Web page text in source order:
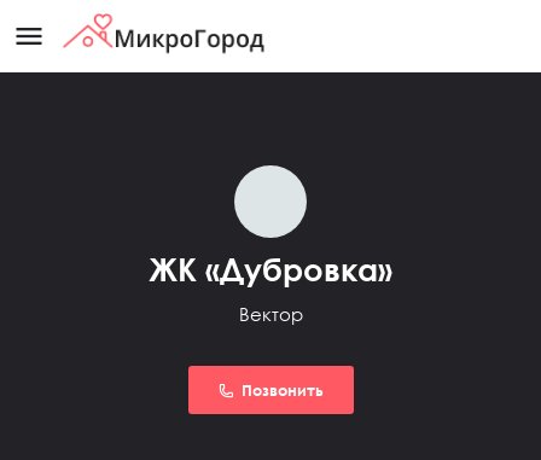
menu
ЖК «Дубровка»
Вектор
Позвонить